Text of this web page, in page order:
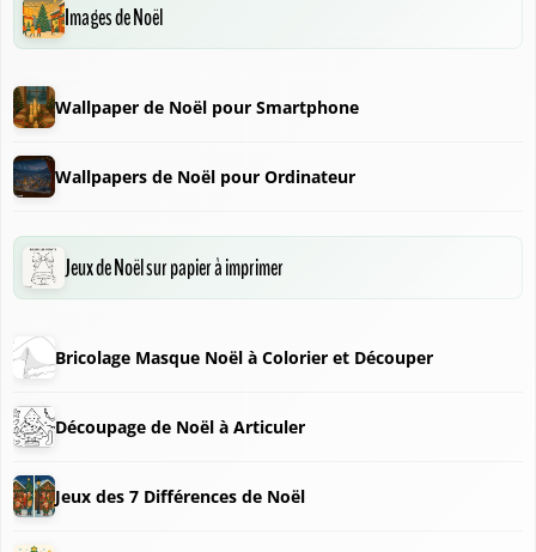
Images de Noël
Wallpaper de Noël pour Smartphone
Wallpapers de Noël pour Ordinateur
Jeux de Noël sur papier à imprimer
Bricolage Masque Noël à Colorier et Découper
Découpage de Noël à Articuler
Jeux des 7 Différences de Noël